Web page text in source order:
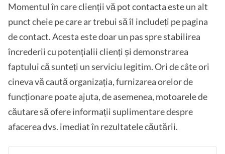
Momentul în care clienții vă pot contacta este un alt
punct cheie pe care ar trebui să îl includeți pe pagina
de contact. Acesta este doar un pas spre stabilirea
încrederii cu potențialii clienți și demonstrarea
faptului că sunteți un serviciu legitim. Ori de câte ori
cineva vă caută organizația, furnizarea orelor de
funcționare poate ajuta, de asemenea, motoarele de
căutare să ofere informații suplimentare despre
afacerea dvs. imediat în rezultatele căutării.